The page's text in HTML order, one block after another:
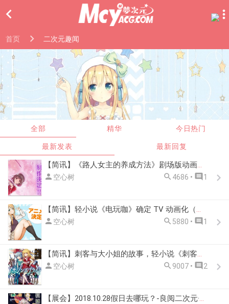

首页 二次元趣闻
全部 精华
今日热门
最新发表
最新回复
【简讯】《路人女主的养成方法》剧场版动画制作决定（剧场版 2019 年秋季上映）
 空心树  4686 •  1
【简讯】轻小说《电玩咖》确定 TV 动画化（电玩咖小说预定于第 12 卷完结）
 空心树  5880 •  1
【简讯】刺客与大小姐的故事，轻小说《刺客守则》动画化企划进行中
 空心树  9007 •  2
【展会】2018.10.28假日去哪玩？-良阅二次元·万圣节动漫游园会